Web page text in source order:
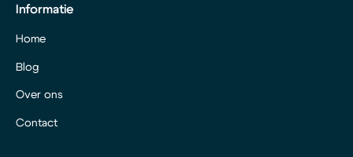
Informatie
Home
Blog
Over ons
Contact